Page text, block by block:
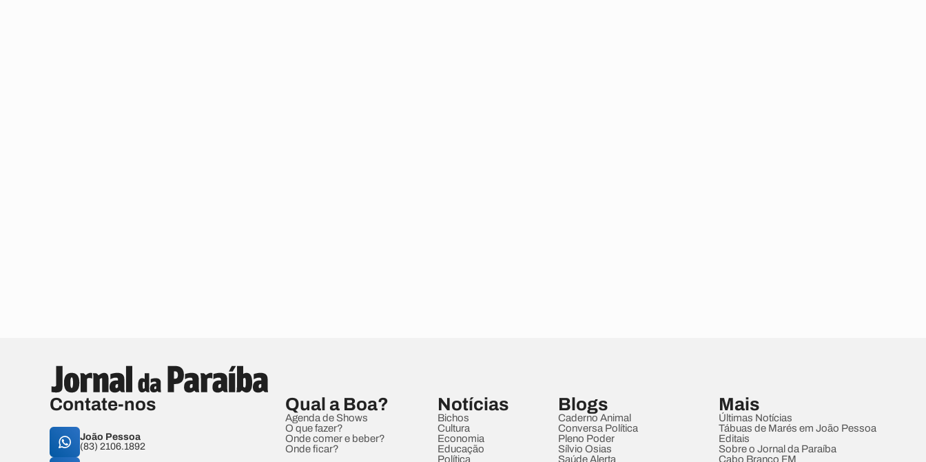
Contate-nos
João Pessoa
(83) 2106.1892
Qual a Boa?
Agenda de Shows
O que fazer?
Onde comer e beber?
Onde ficar?
Notícias
Bichos
Cultura
Economia
Educação
Política
Blogs
Caderno Animal
Conversa Política
Pleno Poder
Sílvio Osias
Saúde Alerta
Mais
Últimas Notícias
Tábuas de Marés em João Pessoa
Editais
Sobre o Jornal da Paraíba
Cabo Branco FM